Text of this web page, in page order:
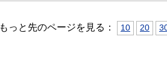
もっと先のページを見る： 10 20